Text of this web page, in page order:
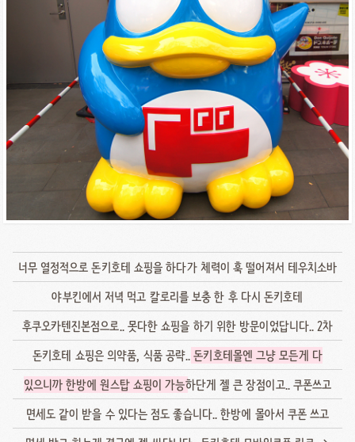
너무 열정적으로 돈키호테 쇼핑을 하다가 체력이 훅 떨어져서 테우치소바
야부킨에서 저녁 먹고 칼로리를 보충 한 후 다시 돈키호테
후쿠오카텐진본점으로.. 못다한 쇼핑을 하기 위한 방문이었답니다.. 2차
돈키호테 쇼핑은 의약품, 식품 공략..돈키호테몰엔 그냥 모든게 다
있으니까 한방에 원스탑 쇼핑이 가능하단게 젤 큰 장점이고.. 쿠폰쓰고
면세도 같이 받을 수 있다는 점도 좋습니다.. 한방에 몰아서 쿠폰 쓰고